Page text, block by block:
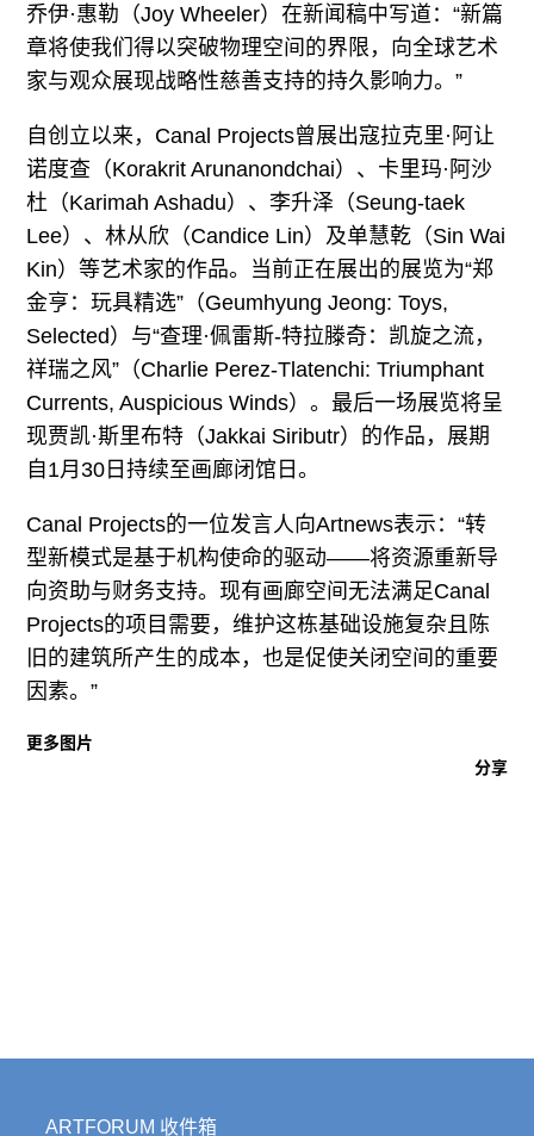
乔伊·惠勒（Joy Wheeler）在新闻稿中写道：“新篇
章将使我们得以突破物理空间的界限，向全球艺术
家与观众展现战略性慈善支持的持久影响力。”
自创立以来，Canal Projects曾展出寇拉克里·阿让
诺度查（Korakrit Arunanondchai）、卡里玛·阿沙
杜（Karimah Ashadu）、李升泽（Seung-taek
Lee）、林从欣（Candice Lin）及单慧乾（Sin Wai
Kin）等艺术家的作品。当前正在展出的展览为“郑
金亨：玩具精选”（Geumhyung Jeong: Toys,
Selected）与“查理·佩雷斯-特拉滕奇：凯旋之流，
祥瑞之风”（Charlie Perez-Tlatenchi: Triumphant
Currents, Auspicious Winds）。最后一场展览将呈
现贾凯·斯里布特（Jakkai Siributr）的作品，展期
自1月30日持续至画廊闭馆日。
Canal Projects的一位发言人向Artnews表示：“转
型新模式是基于机构使命的驱动——将资源重新导
向资助与财务支持。现有画廊空间无法满足Canal
Projects的项目需要，维护这栋基础设施复杂且陈
旧的建筑所产生的成本，也是促使关闭空间的重要
因素。”
更多图片
分享
ARTFORUM 收件箱